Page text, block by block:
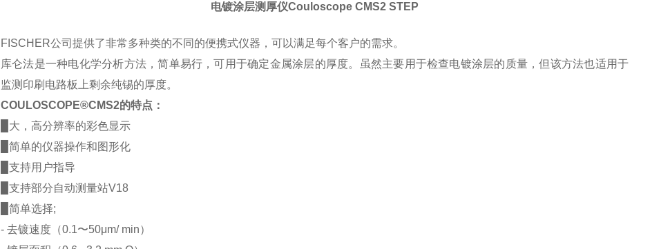
电镀涂层测厚仪Couloscope CMS2 STEP
FISCHER公司提供了非常多种类的不同的便携式仪器，可以满足每个客户的需求。
库仑法是一种电化学分析方法，简单易行，可用于确定金属涂层的厚度。虽然主要用于检查电镀涂层的质量，但该方法也适用于
监测印刷电路板上剩余纯锡的厚度。
COULOSCOPE®CMS2的特点：
大，高分辨率的彩色显示
简单的仪器操作和图形化
支持用户指导
支持部分自动测量站V18
简单选择;
- 去镀速度（0.1〜50μm/ min）